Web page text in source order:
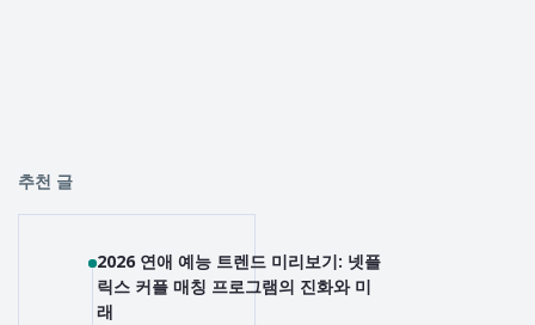
추천 글
2026 연애 예능 트렌드 미리보기: 넷플
릭스 커플 매칭 프로그램의 진화와 미
래